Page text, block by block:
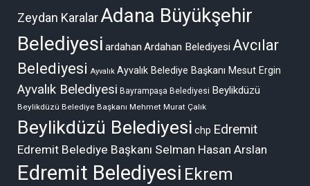
Zeydan KaralarAdana Büyükşehir
Belediyesi ardahan Ardahan Belediyesi Avcılar
Belediyesi Ayvalık Ayvalık Belediye Başkanı Mesut Ergin
Ayvalık Belediyesi Bayrampaşa Belediyesi Beylikdüzü
Beylikdüzü Belediye Başkanı Mehmet Murat Çalık
Beylikdüzü Belediyesi chp Edremit
Edremit Belediye Başkanı Selman Hasan Arslan
Edremit Belediyesi Ekrem